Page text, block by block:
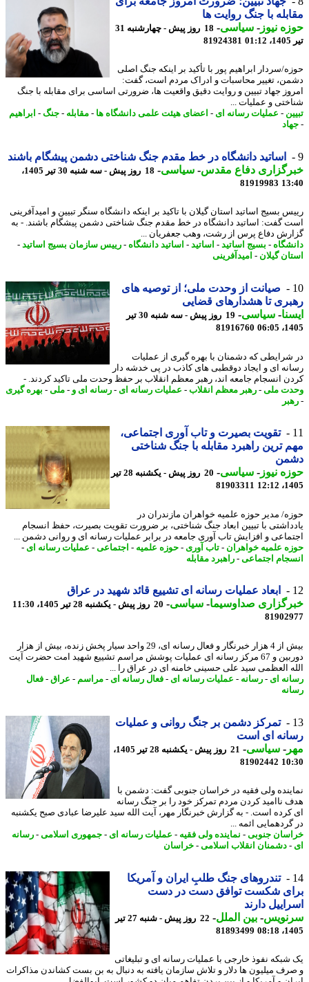
با جنگ روایت ها
نیوز-سیاسی-
18 روز پیش - چهارشنبه 31
81924381
سردار ابراهیم پور با تأکید بر اینکه جنگ اصلی
تغییر محاسبات و ادراک مردم است، گفت:
جهاد تبیین و روایت دقیق واقعیت ها، ضرورتی اساسی برای مقابله با جنگ
و عملیات ...
-عملیات رسانه ای- اعضای هیئت علمی دانشگاه ها- مقابله-جنگ -ابراهیم
اساتید دانشگاه در خط مقدم جنگ شناختی دشمن پیشگام باشند
دفاع مقدس-سیاسی-
18 روز پیش - سه شنبه 30 تیر 1405،
81919983
بسیج اساتید استان گیلان با تاکید بر اینکه دانشگاه سنگر تبیین و امیدآفرینی
گفت: اساتید دانشگاه در خط مقدم جنگ شناختی دشمن پیشگام باشند. - به
دفاع پرس از رشت، وهب جعفریان ...
-بسیج اساتید-اساتید-اساتید دانشگاه-رییس سازمان بسیج اساتید-
گیلان-امیدآفرینی
صیانت از وحدت ملی؛ از توصیه های
تا هشدارهای قضایی
-سیاسی-
19 روز پیش - سه شنبه 30 تیر
81916760
که دشمنان با بهره گیری از عملیات
ای و ایجاد دوقطبی های کاذب در پی خدشه دار
انسجام جامعه اند، رهبر معظم انقلاب بر حفظ وحدت ملی تاکید کردند. -
ملی -رهبر معظم انقلاب-عملیات رسانه ای- رسانه ای و -ملی -بهره گیری
تقویت بصیرت و تاب آوری اجتماعی،
ترین راهبرد مقابله با جنگ شناختی
نیوز-سیاسی-
20 روز پیش - یکشنبه 28 تیر
81903311
مدیر حوزه علمیه خواهران مازندران در
با تبیین ابعاد جنگ شناختی، بر ضرورت تقویت بصیرت، حفظ انسجام
و افزایش تاب آوری جامعه در برابر عملیات رسانه ای و روانی دشمن ...
علمیه خواهران- تاب آوری - حوزه علمیه-اجتماعی-عملیات رسانه ای-
اجتماعی-راهبرد مقابله
ابعاد عملیات رسانه ای تشییع قائد شهید در عراق
صداوسیما-سیاسی-20 روز پیش - یکشنبه 28 تیر 1405، 11:30
بیش از 4 هزار خبرنگار و فعال رسانه ای، 29 واحد سیار پخش زنده، بیش از هزار
دوربین و 67 مرکز رسانه ای عملیات پوشش مراسم تشییع شهید امت حضرت آیت
العظمی سید علی حسینی خامنه ای در عراق را ...
ای- رسانه-عملیات رسانه ای- فعال رسانه ای- مراسم -عراق- فعال
تمرکز دشمن بر جنگ روانی و عملیات
ای است
-سیاسی-
21 روز پیش - یکشنبه 28 تیر 1405،
81902442
ولی فقیه در خراسان جنوبی گفت: دشمن با
ناامید کردن مردم تمرکز خود را بر جنگ رسانه
است. - به گزارش خبرنگار مهر، آیت الله سید علیرضا عبادی صبح یکشنبه
ائمه ...
جنوبی-نماینده ولی فقیه -عملیات رسانه ای- جمهوری اسلامی-رسانه
دشمنان انقلاب اسلامی-خراسان
تندروهای جنگ طلبِ ایران و آمریکا
شکست توافق دست در دست
دارند
-بین الملل-
22 روز پیش - شنبه 27 تیر
81893499
نفوذ خارجی با عملیات رسانه ای و تبلیغاتی
میلیون ها دلار و تلاش سازمان یافته به دنبال به بن بست کشاندن مذاکرات